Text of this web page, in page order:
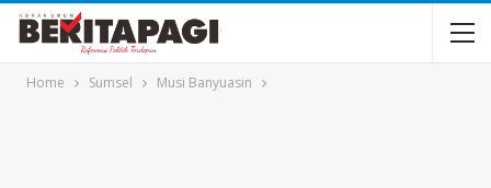
Home Sumsel Musi Banyuasin